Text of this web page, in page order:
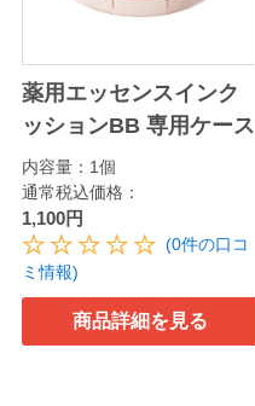
薬用エッセンスインク
ッションBB 専用ケース
内容量：1個
通常税込価格：
1,100円
(0件の口コ
ミ情報)
商品詳細を見る